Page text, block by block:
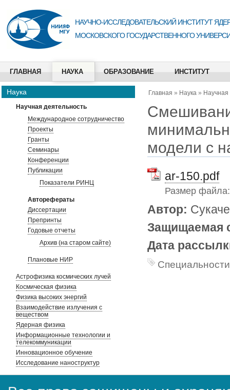
НАУЧНО-ИССЛЕДОВАТЕЛЬСКИЙ ИНСТИТУТ
МОСКОВСКОГО ГОСУДАРСТВЕННОГО
ГЛАВНАЯ НАУКА ОБРАЗОВАНИЕ ИНСТИТУТ
Наука
Научная деятельность
Международное сотрудничество
Проекты
Гранты
Семинары
Конференции
Публикации
Показатели РИНЦ
Авторефераты
Диссертации
Препринты
Годовые отчеты
Архив (на старом сайте)
Плановые НИР
Астрофизика космических лучей
Космическая физика
Физика высоких энергий
Взаимодействие излучения с
веществом
Ядерная физика
Информационные технологии и
телекоммуникации
Инновационное обучение
Исследование наноструктур
Главная » Наука » Научная
модели с
ar-150.pdf
Размер
Автор:
Защищаемая
Дата